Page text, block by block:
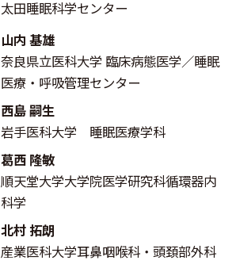
太田睡眠科学センター
山内 基雄
奈良県立医科大学 臨床病態医学／睡眠
医療・呼吸管理センター
西島 嗣生
岩手医科大学 睡眠医療学科
葛西 隆敏
順天堂大学大学院医学研究科循環器内
科学
北村 拓朗
産業医科大学耳鼻咽喉科・頭頚部外科